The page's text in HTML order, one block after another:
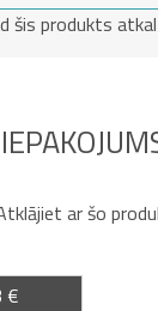
šis produkts
ar šo
€